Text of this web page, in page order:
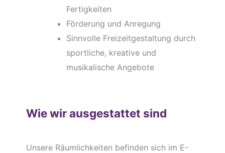
Fertigkeiten
Förderung und Anregung
Sinnvolle Freizeitgestaltung durch
sportliche, kreative und
musikalische Angebote
Wie wir ausgestattet sind
Unsere Räumlichkeiten befinden sich im E-